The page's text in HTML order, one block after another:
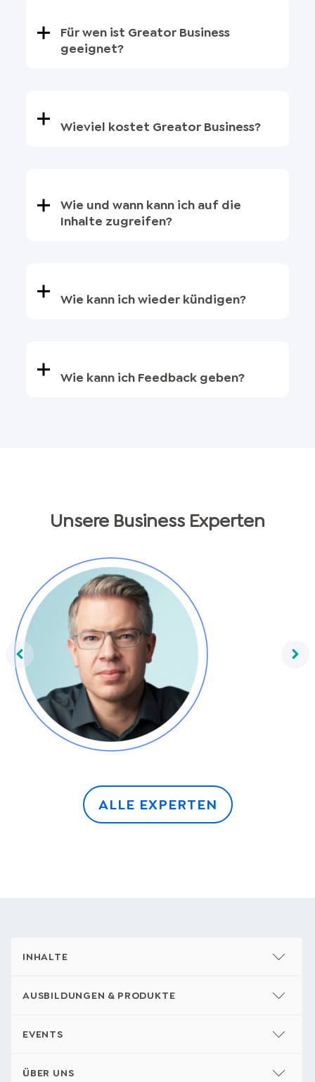
Für wen ist Greator Business
geeignet?
Wieviel kostet Greator Business?
Wie und wann kann ich auf die
Inhalte zugreifen?
Wie kann ich wieder kündigen?
Wie kann ich Feedback geben?
Unsere Business Experten
ALLE EXPERTEN
INHALTE
AUSBILDUNGEN & PRODUKTE
EVENTS
ÜBER UNS